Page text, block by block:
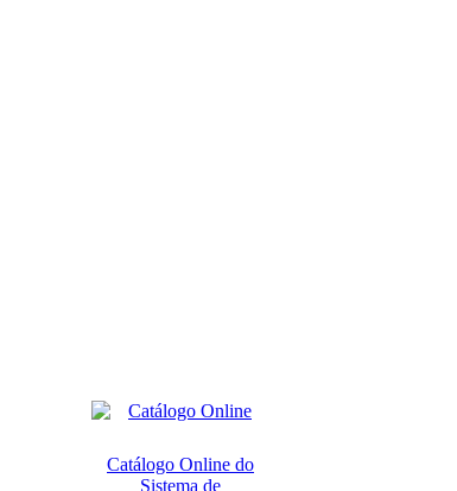
Catálogo Online do
Sistema de